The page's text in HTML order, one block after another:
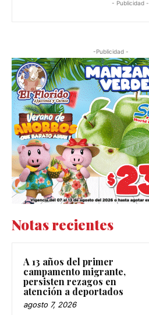
- Publicidad -
-Publicidad -
Notas recientes
A 13 años del primer
campamento migrante,
persisten rezagos en
atención a deportados
agosto 7, 2026